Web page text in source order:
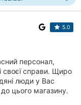
5.0
персонал,
своєї справи. Щиро
люди у Вас
цього магазину.